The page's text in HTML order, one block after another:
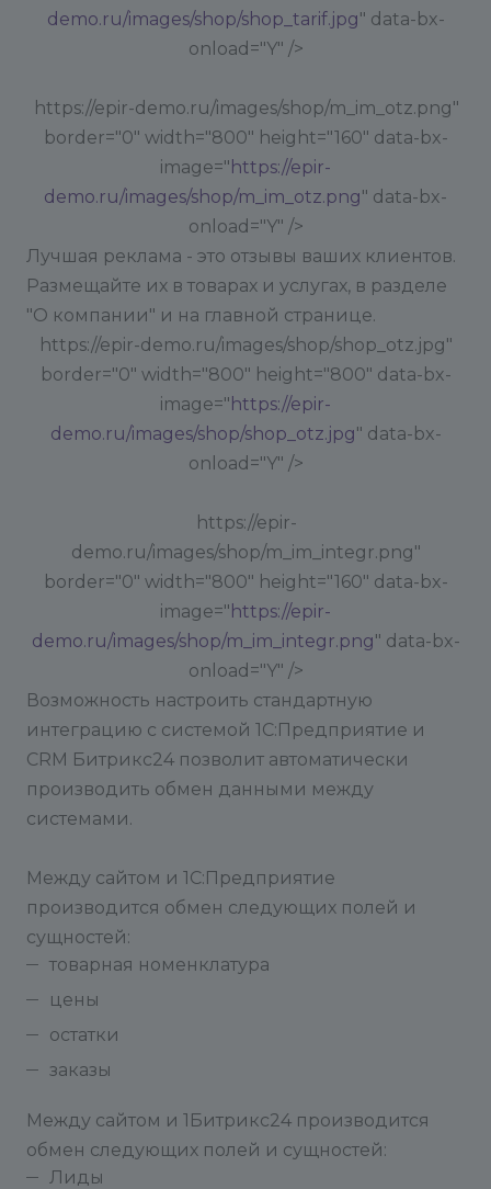
demo.ru/images/shop/shop_tarif.jpg" data-bx-
onload="Y" />
https://epir-demo.ru/images/shop/m_im_otz.png"
border="0" width="800" height="160" data-bx-
image=" https://epir-
demo.ru/images/shop/m_im_otz.png" data-bx-
onload="Y" />
Лучшая реклама - это отзывы ваших клиентов.
Размещайте их в товарах и услугах, в разделе
"О компании" и на главной странице.
https://epir-demo.ru/images/shop/shop_otz.jpg"
border="0" width="800" height="800" data-bx-
image=" https://epir-
demo.ru/images/shop/shop_otz.jpg" data-bx-
onload="Y" />
https://epir-
demo.ru/images/shop/m_im_integr.png"
border="0" width="800" height="160" data-bx-
image=" https://epir-
demo.ru/images/shop/m_im_integr.png" data-bx-
onload="Y" />
Возможность настроить стандартную
интеграцию с системой 1С:Предприятие и
CRM Битрикс24 позволит автоматически
производить обмен данными между
системами.
Между сайтом и 1С:Предприятие
производится обмен следующих полей и
сущностей:
товарная номенклатура
цены
остатки
заказы
Между сайтом и 1Битрикс24 производится
обмен следующих полей и сущностей:
Лиды